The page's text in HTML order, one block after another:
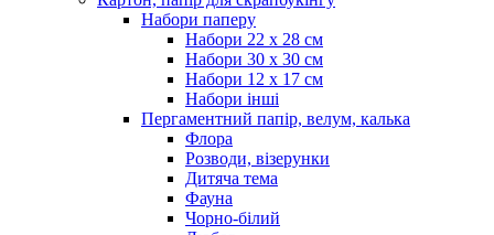
Набори паперу
Набори 22 х 28 см
Набори 30 х 30 см
Набори 12 х 17 см
Набори інші
Пергаментний папір, велум, калька
Флора
Розводи, візерунки
Дитяча тема
Фауна
Чорно-білий